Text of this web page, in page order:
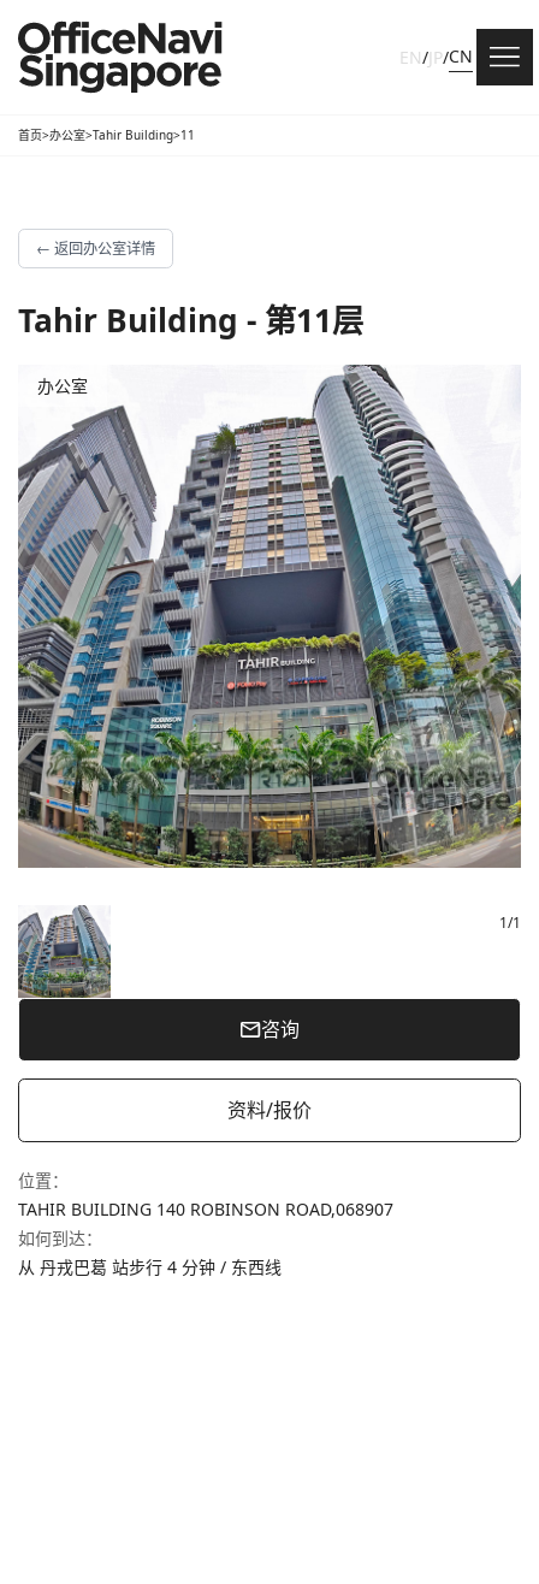
EN/JP/CN
首页>办公室>Tahir Building>11
← 返回办公室详情
Tahir Building - 第11层
办公室
1/1
咨询
资料/报价
位置：
TAHIR BUILDING 140 ROBINSON ROAD,068907
如何到达：
从 丹戎巴葛 站步行 4 分钟 / 东西线